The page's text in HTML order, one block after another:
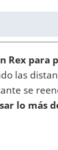
Rex para
las
se
lo más